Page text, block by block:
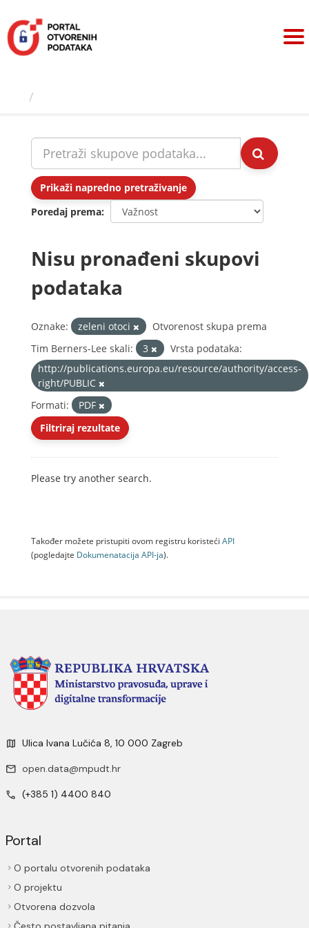
sadržaj
Prikaži napredno pretraživanje
Poredaj prema
Nisu pronađeni skupovi
podataka
Oznake: zeleni otoci
Otvorenost skupa prema
Tim Berners-Lee skali:
3
Vrsta podataka:
http://publications.europa.eu/resource/authority/access-
right/PUBLIC
Formati:
PDF
Filtriraj rezultate
Please try another search.
Također možete pristupiti ovom registru koristeći API
(pogledajte Dokumenаtаcijа API-jа).